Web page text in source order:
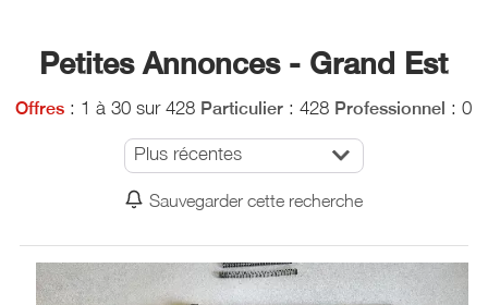
Petites Annonces - Grand Est
Offres : 1 à 30 sur 428 Particulier : 428 Professionnel : 0
Plus récentes
Sauvegarder cette recherche